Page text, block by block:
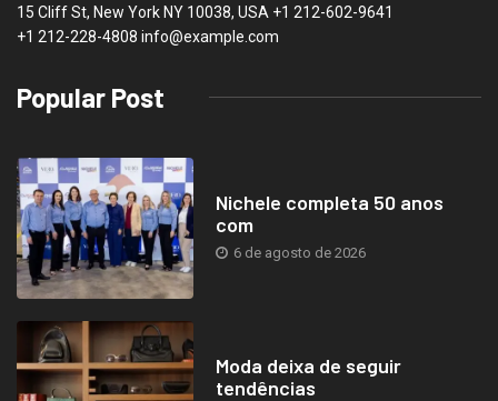
15 Cliff St, New York NY 10038, USA +1 212-602-9641
+1 212-228-4808 info@example.com
Popular Post
Nichele completa 50 anos
com
6 de agosto de 2026
Moda deixa de seguir
tendências